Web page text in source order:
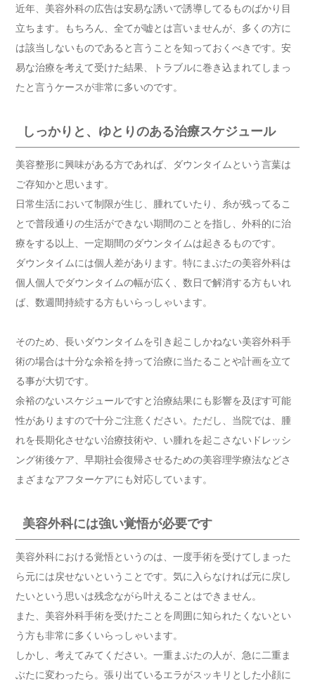
近年、美容外科の広告は安易な誘いで誘導してるものばかり目
立ちます。もちろん、全てが嘘とは言いませんが、多くの方に
は該当しないものであると言うことを知っておくべきです。安
易な治療を考えて受けた結果、トラブルに巻き込まれてしまっ
たと言うケースが非常に多いのです。
しっかりと、ゆとりのある治療スケジュール
美容整形に興味がある方であれば、ダウンタイムという言葉は
ご存知かと思います。
日常生活において制限が生じ、腫れていたり、糸が残ってるこ
とで普段通りの生活ができない期間のことを指し、外科的に治
療をする以上、一定期間のダウンタイムは起きるものです。
ダウンタイムには個人差があります。特にまぶたの美容外科は
個人個人でダウンタイムの幅が広く、数日で解消する方もいれ
ば、数週間持続する方もいらっしゃいます。
そのため、長いダウンタイムを引き起こしかねない美容外科手
術の場合は十分な余裕を持って治療に当たることや計画を立て
る事が大切です。
余裕のないスケジュールですと治療結果にも影響を及ぼす可能
性がありますので十分ご注意ください。ただし、当院では、腫
れを長期化させない治療技術や、い腫れを起こさないドレッシ
ング術後ケア、早期社会復帰させるための美容理学療法などさ
まざまなアフターケアにも対応しています。
美容外科には強い覚悟が必要です
美容外科における覚悟というのは、一度手術を受けてしまった
ら元には戻せないということです。気に入らなければ元に戻し
たいという思いは残念ながら叶えることはできません。
また、美容外科手術を受けたことを周囲に知られたくないとい
う方も非常に多くいらっしゃいます。
しかし、考えてみてください。一重まぶたの人が、急に二重ま
ぶたに変わったら。張り出ているエラがスッキリとした小顔に